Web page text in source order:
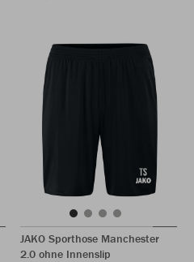
JAKO Sporthose Manchester
2.0 ohne Innenslip